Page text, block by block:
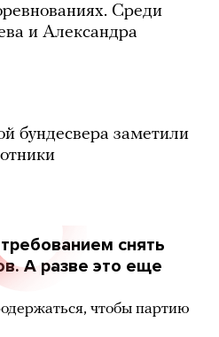
Среди
и Александра
бундесвера заметили
снять
А разве это еще
чтобы партию